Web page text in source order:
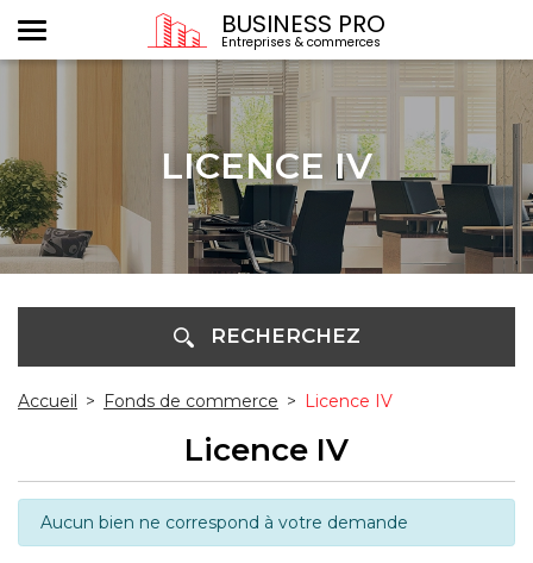
BUSINESS PRO
Entreprises & commerces
LICENCE IV
RECHERCHEZ
Accueil > Fonds de commerce > Licence IV
Licence IV
Aucun bien ne correspond à votre demande